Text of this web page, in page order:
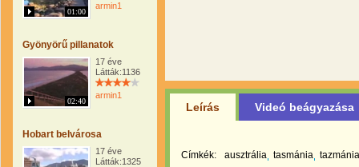
01:00
armin1
Gyönyörű pillanatok
02:40
17 éve
Látták:1136
armin1
Hobart belvárosa
17 éve
Látták:1325
Leírás Videó beágyazása
Címkék: ausztrália tasmánia tazmánia